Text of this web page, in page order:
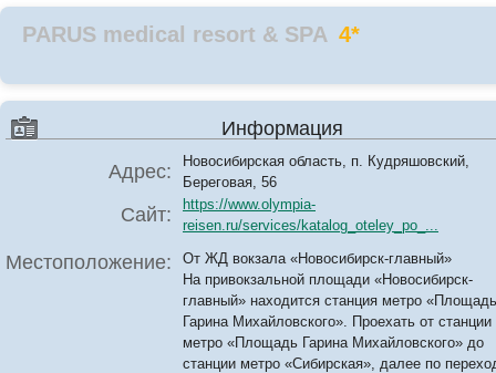
PARUS medical resort & SPA 4*
Информация
Адрес:
Новосибирская область, п. Кудряшовский,
Береговая, 56
Сайт:
https://www.olympia-
reisen.ru/services/katalog_oteley_po_...
Местоположение:
От ЖД вокзала «Новосибирск-главный»
На привокзальной площади «Новосибирск-
главный» находится станция метро «Площадь
Гарина Михайловского». Проехать от станции
метро «Площадь Гарина Михайловского» до
станции метро «Сибирская», далее по